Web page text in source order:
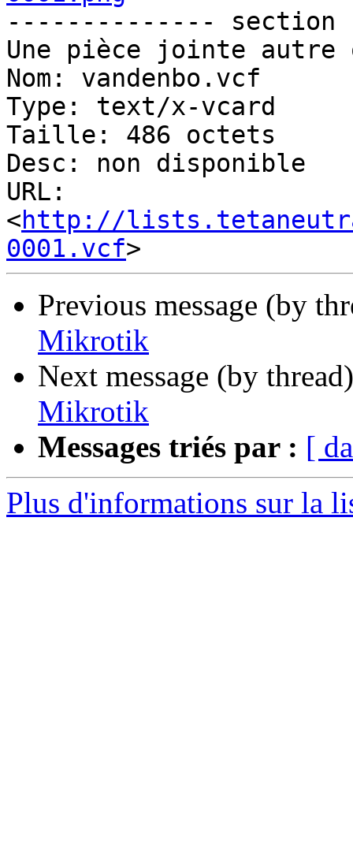
-------------- section
Une pièce jointe
Nom: vandenbo.vcf
Type: text/x-vcard
Taille: 486 octets
Desc: non disponible
URL:
<http://
0001.vcf
Previous message (by
Mikrotik
Next message (by
Mikrotik
Messages triés par : [
Plus d'informations sur la